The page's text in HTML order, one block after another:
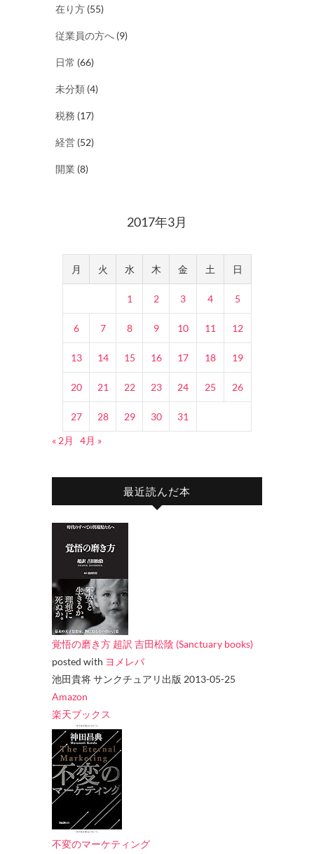
在り方 (55)
従業員の方へ (9)
日常 (66)
未分類 (4)
税務 (17)
経営 (52)
開業 (8)
2017年3月
月 火 水 木 金 土 日
1 2 3 4 5
6 7 8 9 10 11 12
13 14 15 16 17 18 19
20 21 22 23 24 25 26
27 28 29 30
31
« 2月
4月 »
最近読んだ本
覚悟の磨き方 超訳 吉田松陰 (Sanctuary books)
posted with ヨメレバ
池田貴将 サンクチュアリ出版 2013-05-25
Amazon
楽天ブックス
不変のマーケティング